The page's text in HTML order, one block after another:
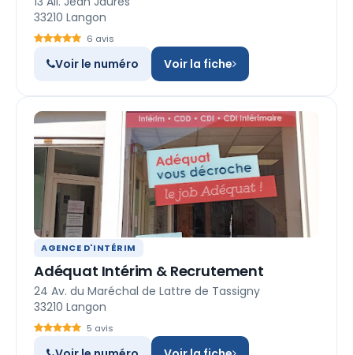
33210 Langon
6 avis
Voir le numéro Voir la fiche
AGENCE D'INTÉRIM
Adéquat Intérim & Recrutement
24 Av. du Maréchal de Lattre de Tassigny
33210 Langon
5 avis